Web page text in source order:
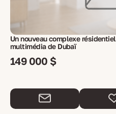
Un nouveau complexe
multimédia de Dubaï
149 000 $